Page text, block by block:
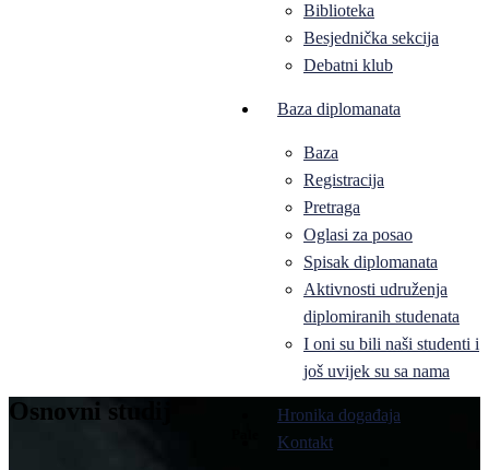
Biblioteka
Besjednička sekcija
Debatni klub
Baza diplomanata
Baza
Registracija
Pretraga
Oglasi za posao
Spisak diplomanata
Aktivnosti udruženja
diplomiranih studenata
I oni su bili naši studenti i
još uvijek su sa nama
Hronika događaja
Kontakt
Osnovni studij